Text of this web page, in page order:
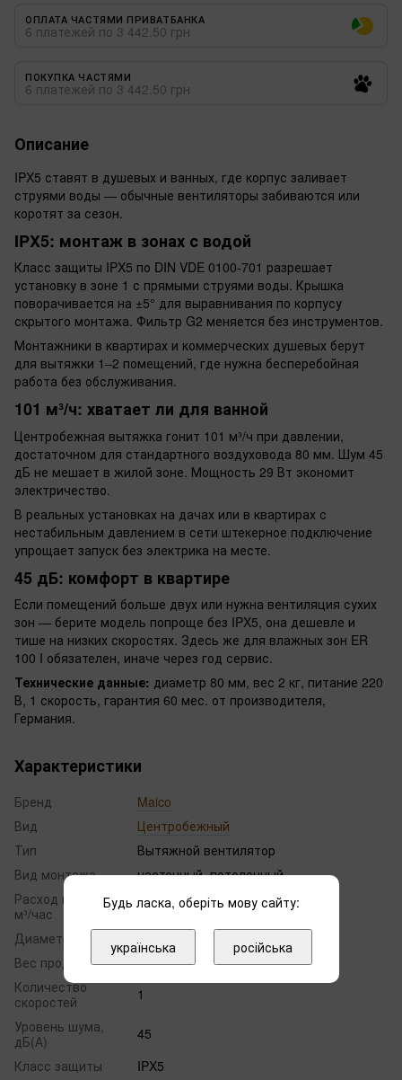
ОПЛАТА ЧАСТЯМИ ПРИВАТБАНКА
6 платежей по 3 442.50 грн
ПОКУПКА ЧАСТЯМИ
6 платежей по 3 442.50 грн
Описание
IPX5 ставят в душевых и ванных, где корпус заливает
струями воды — обычные вентиляторы забиваются или
коротят за сезон.
IPX5: монтаж в зонах с водой
Класс защиты IPX5 по DIN VDE 0100-701 разрешает
установку в зоне 1 с прямыми струями воды. Крышка
поворачивается на ±5° для выравнивания по корпусу
скрытого монтажа. Фильтр G2 меняется без инструментов.
Монтажники в квартирах и коммерческих душевых берут
для вытяжки 1–2 помещений, где нужна бесперебойная
работа без обслуживания.
101 м³/ч: хватает ли для ванной
Центробежная вытяжка гонит 101 м³/ч при давлении,
достаточном для стандартного воздуховода 80 мм. Шум 45
дБ не мешает в жилой зоне. Мощность 29 Вт экономит
электричество.
В реальных установках на дачах или в квартирах с
нестабильным давлением в сети штекерное подключение
упрощает запуск без электрика на месте.
45 дБ: комфорт в квартире
Если помещений больше двух или нужна вентиляция сухих
зон — берите модель попроще без IPX5, она дешевле и
тише на низких скоростях. Здесь же для влажных зон ER
100 I обязателен, иначе через год сервис.
Технические данные: диаметр 80 мм, вес 2 кг, питание 220
В, 1 скорость, гарантия 60 мес. от производителя,
Германия.
Характеристики
Бренд
Maico
Вид
Центробежный
Тип
Вытяжной вентилятор
Вид монтажа
настенный, потолочный
Расход воздуха,
м³/час
101
Диаметр, мм
80
Вес продукта, кг
2.0
Количество
скоростей
1
Уровень шума,
дБ(А)
45
Класс защиты
IPX5
Будь ласка, оберіть мову сайту:
українська російська